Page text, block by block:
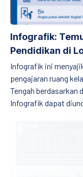
Infografik:
Pendidikan di
Infografik ini
pengajaran ruang
Tengah berdasarkan
Infografik dapat